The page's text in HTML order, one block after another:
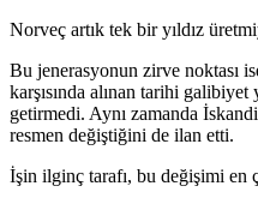
Norveç artık tek bir yıldız
Bu jenerasyonun zirve noktası
karşısında alınan tarihi
getirmedi. Aynı zamanda
resmen değiştiğini de ilan etti.
İşin ilginç tarafı, bu değişimi en